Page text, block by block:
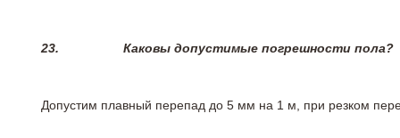
23. Каковы допустимые погрешности пола?
Допустим плавный перепад до 5 мм на 1 м, при резком